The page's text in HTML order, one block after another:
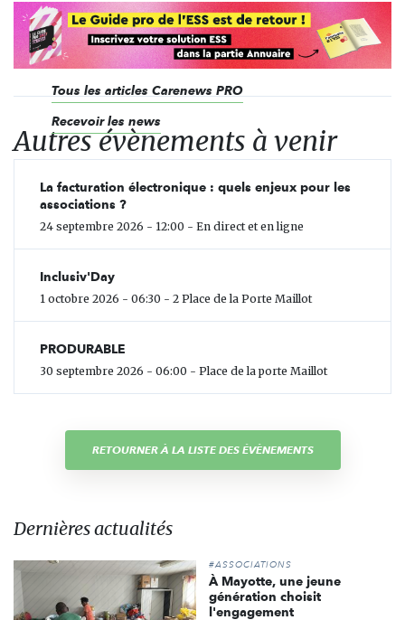
professionnels, Carenews PRO suit au quotidien
l'actualité des associations, des ONG, des
fondations et des entreprises qui agissent en faveur
de l'intérêt général.
Tous les articles Carenews PRO
Recevoir les news
Autres évènements à venir
La facturation électronique : quels enjeux pour les
associations ?
24 septembre 2026 - 12:00 - En direct et en ligne
Inclusiv'Day
1 octobre 2026 - 06:30 - 2 Place de la Porte Maillot
PRODURABLE
30 septembre 2026 - 06:00 - Place de la porte Maillot
RETOURNER À LA LISTE DES ÉVÈNEMENTS
Dernières actualités
#ASSOCIATIONS
À Mayotte, une jeune
génération choisit
l'engagement